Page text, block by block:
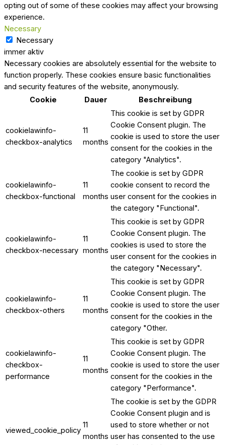
opting out of some of these cookies may affect your browsing
experience.
Necessary
Necessary
immer aktiv
Necessary cookies are absolutely essential for the website to
function properly. These cookies ensure basic functionalities
and security features of the website, anonymously.
Cookie
Dauer Beschreibung
cookielawinfo-
checkbox-analytics
11
months
This cookie is set by GDPR
Cookie Consent plugin. The
cookie is used to store the user
consent for the cookies in the
category "Analytics".
cookielawinfo-
checkbox-functional
11
months
The cookie is set by GDPR
cookie consent to record the
user consent for the cookies in
the category "Functional".
cookielawinfo-
checkbox-necessary
11
months
This cookie is set by GDPR
Cookie Consent plugin. The
cookies is used to store the
user consent for the cookies in
the category "Necessary".
cookielawinfo-
checkbox-others
11
months
This cookie is set by GDPR
Cookie Consent plugin. The
cookie is used to store the user
consent for the cookies in the
category "Other.
cookielawinfo-
checkbox-
performance
11
months
This cookie is set by GDPR
Cookie Consent plugin. The
cookie is used to store the user
consent for the cookies in the
category "Performance".
viewed_cookie_policy
11
months
The cookie is set by the GDPR
Cookie Consent plugin and is
used to store whether or not
user has consented to the use